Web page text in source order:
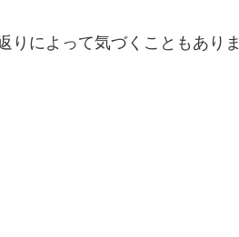
りによって気づくこともありま